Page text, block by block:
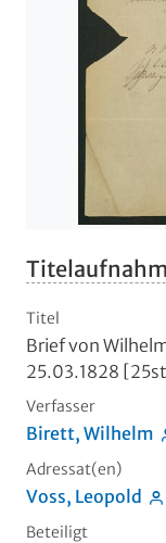
Titel
Brief von
25.03.1828
Verfasser
Birett, Wilhelm
Adressat(en)
Voss, Leopold
Beteiligt